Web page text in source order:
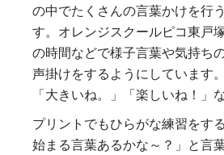
の中でたくさんの言葉かけを行
す。オレンジスクールピコ東戸
の時間などで様子言葉や気持ち
声掛けをするようにしています
「大きいね。」「楽しいね！」
プリントでもひらがな練習をす
始まる言葉あるかな～？」と言